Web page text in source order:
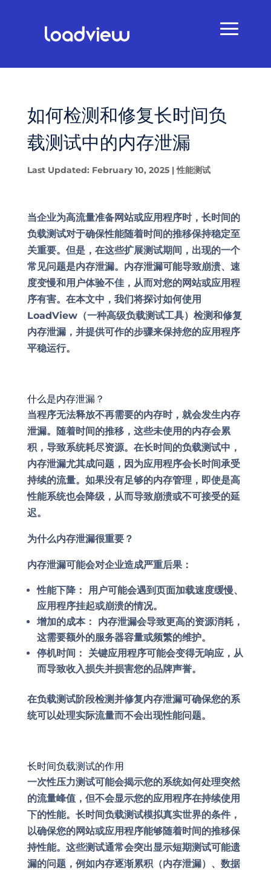
如何检测和修复长时间负
载测试中的内存泄漏
Last Updated: February 10, 2025|性能测试
当企业为高流量准备网站或应用程序时，长时间的
负载测试对于确保性能随着时间的推移保持稳定至
关重要。但是，在这些扩展测试期间，出现的一个
常见问题是内存泄漏。内存泄漏可能导致崩溃、速
度变慢和用户体验不佳，从而对您的网站或应用程
序有害。在本文中，我们将探讨如何使用
LoadView（一种高级负载测试工具）检测和修复
内存泄漏，并提供可作的步骤来保持您的应用程序
平稳运行。
什么是内存泄漏？
当程序无法释放不再需要的内存时，就会发生内存
泄漏。随着时间的推移，这些未使用的内存会累
积，导致系统耗尽资源。在长时间的负载测试中，
内存泄漏尤其成问题，因为应用程序会长时间承受
持续的流量。如果没有足够的内存管理，即使是高
性能系统也会降级，从而导致崩溃或不可接受的延
迟。
为什么内存泄漏很重要？
内存泄漏可能会对企业造成严重后果：
性能下降：
用户可能会遇到页面加载速度缓慢、
应用程序挂起或崩溃的情况。
增加的成本：
内存泄漏会导致更高的资源消耗，
这需要额外的服务器容量或频繁的维护。
停机时间：
关键应用程序可能会变得无响应，从
而导致收入损失并损害您的品牌声誉。
在负载测试阶段检测并修复内存泄漏可确保您的系
统可以处理实际流量而不会出现性能问题。
长时间负载测试的作用
一次性压力测试可能会揭示您的系统如何处理突然
的流量峰值，但不会显示您的应用程序在持续使用
下的性能。长时间负载测试模拟真实世界的条件，
以确保您的网站或应用程序能够随着时间的推移保
持性能。这些测试通常会突出显示短期测试可能遗
漏的问题，例如内存逐渐累积（内存泄漏）、数据